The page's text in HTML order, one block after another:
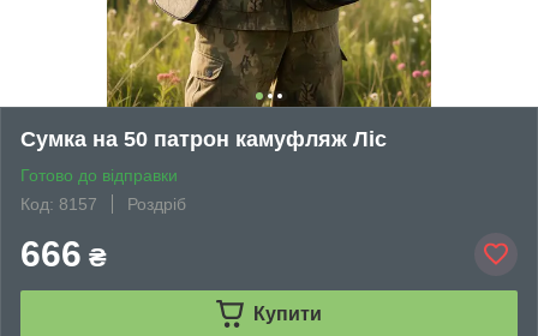
Сумка на 50 патрон камуфляж Ліс
Готово до відправки
Код: 8157
Роздріб
666 ₴
Купити